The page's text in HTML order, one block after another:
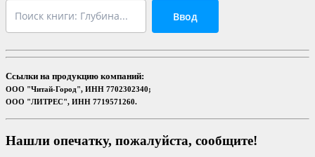
Ввод
Ссылки на продукцию компаний:
ООО "Читай-Город", ИНН 7702302340;
ООО "ЛИТРЕС", ИНН 7719571260.
Нашли опечатку, пожалуйста, сообщите!